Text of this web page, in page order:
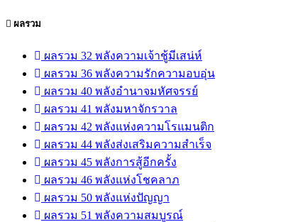
ผลรวม
ผลรวม 32 พลังความเจ้าชู้มีเสน่ห์
ผลรวม 36 พลังความรักความอบอุ่น
ผลรวม 40 พลังอำนาจมหัศจรรย์
ผลรวม 41 พลังมหาจักรวาล
ผลรวม 42 พลังแห่งความโรแมนติก
ผลรวม 44 พลังส่งเสริมความสำเร็จ
ผลรวม 45 พลังการสู้อีกครั้ง
ผลรวม 46 พลังแห่งโชคลาภ
ผลรวม 50 พลังแห่งปัญญา
ผลรวม 51 พลังความสมบูรณ์